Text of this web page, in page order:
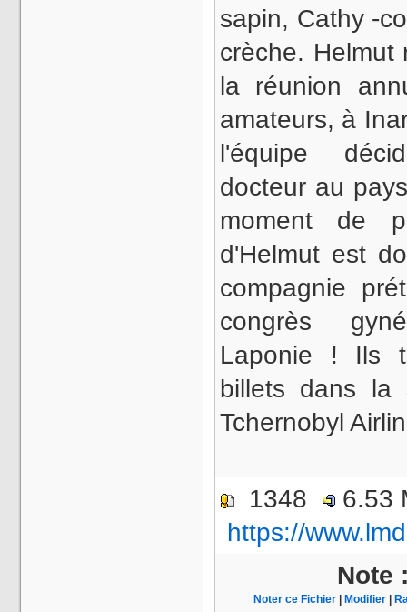
sapin, Cathy -
crèche. Helmut
la réunion
amateurs, à
l'équipe
docteur au
moment de
d'Helmut est
compagnie
congrès
Laponie ! Ils
billets dans la
Tchernobyl
1348
https://
Note
Noter ce Fichier Modifier